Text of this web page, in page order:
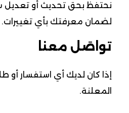
نحتفظ بحق تحديث أو
لضمان معرفتك بأي تغييرات.
تواصَل معنا
إذا كان لديك أي استفسار
المعلنة.